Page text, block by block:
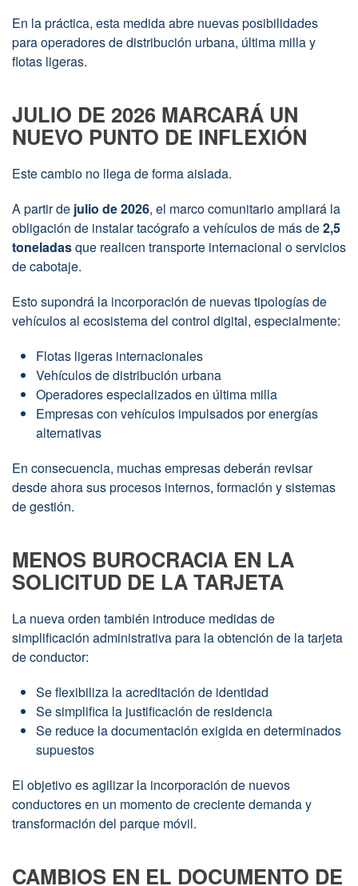
En la práctica, esta medida abre nuevas posibilidades
para operadores de distribución urbana, última milla y
flotas ligeras.
JULIO DE 2026 MARCARÁ UN
NUEVO PUNTO DE INFLEXIÓN
Este cambio no llega de forma aislada.
A partir de julio de 2026, el marco comunitario ampliará la
obligación de instalar tacógrafo a vehículos de más de2,5
toneladasque realicen transporte internacional o servicios
de cabotaje.
Esto supondrá la incorporación de nuevas tipologías de
vehículos al ecosistema del control digital, especialmente:
Flotas ligeras internacionales
Vehículos de distribución urbana
Operadores especializados en última milla
Empresas con vehículos impulsados por energías
alternativas
En consecuencia, muchas empresas deberán revisar
desde ahora sus procesos internos, formación y sistemas
de gestión.
MENOS BUROCRACIA EN LA
SOLICITUD DE LA TARJETA
La nueva orden también introduce medidas de
simplificación administrativa para la obtención de la tarjeta
de conductor:
Se flexibiliza la acreditación de identidad
Se simplifica la justificación de residencia
Se reduce la documentación exigida en determinados
supuestos
El objetivo es agilizar la incorporación de nuevos
conductores en un momento de creciente demanda y
transformación del parque móvil.
CAMBIOS EN EL DOCUMENTO DE